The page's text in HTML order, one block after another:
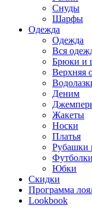
Снуды
Шарфы
Одежда
Одежда
Вся
Брюки и
Верхняя
Деним
Жакеты
Носки
Платья
Рубашки
Юбки
Скидки
Программа
Lookbook